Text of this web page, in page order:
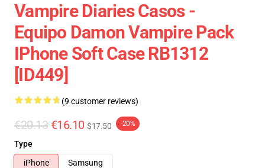
Vampire Diaries Casos -
Equipo Damon Vampire Pack
IPhone Soft Case RB1312
[ID449]
(9 customer reviews)
€20.13 €16.10 $17.50 -20%
Type
iPhone
Samsung